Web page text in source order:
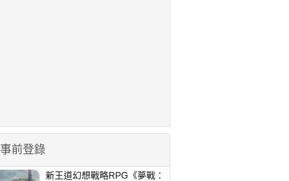
事前登錄
新王道幻想戰略RPG《夢戰：